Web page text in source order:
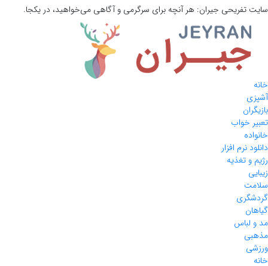
سایت تفریحی جیران: هر آنچه برای سرگرمی و آگاهی می‌خواهید، در یکجا.
خانه
آشپزی
بازیگران
تعبیر خواب
خانواده
دانلود نرم افزار
رژیم و تغذیه
زیبایی
سلامت
گردشگری
گیاهان
مد و لباس
مذهبی
ورزشی
خانه